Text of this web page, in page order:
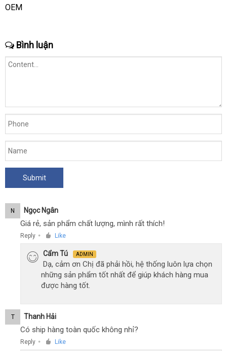
lớn
trong
ngành
lớn.
OEM
Bình luận
N Ngọc Ngân
Giá rẻ, sản phẩm chất lượng, mình rất thích!
Reply ● Like
Cẩm Tú ADMIN
Dạ, cảm ơn Chị đã phải hồi, hệ thống luôn lựa chọn
những sản phẩm tốt nhất để giúp khách hàng mua
được hàng tốt.
T Thanh Hải
Có ship hàng toàn quốc không nhỉ?
Reply ● Like